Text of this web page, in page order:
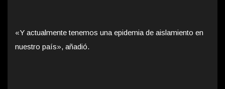
«Y actualmente tenemos una epidemia de aislamiento en
nuestro país», añadió.